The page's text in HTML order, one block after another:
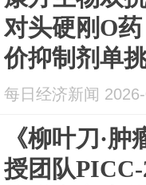
对头硬刚O
价抑制剂单
新药
每日经济新闻
《柳叶刀·
授团队